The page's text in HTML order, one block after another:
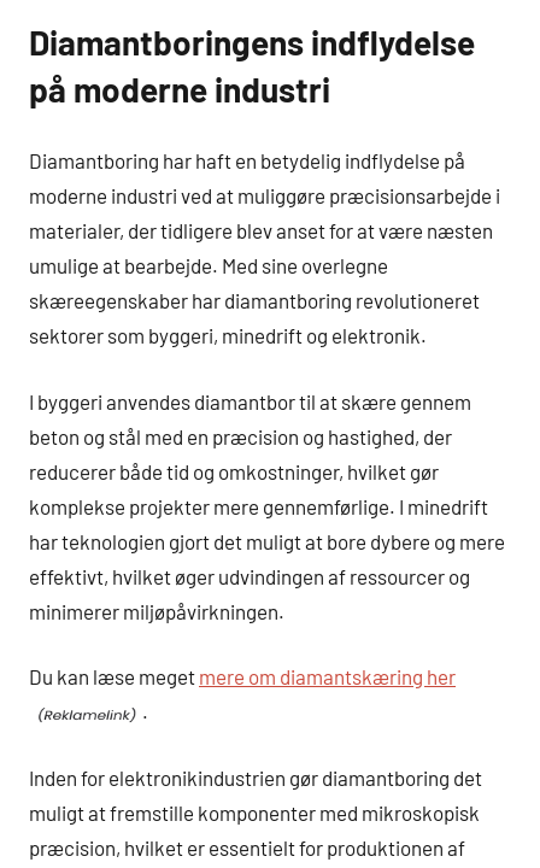
Diamantboringens indflydelse
på moderne industri
Diamantboring har haft en betydelig indflydelse på
moderne industri ved at muliggøre præcisionsarbejde i
materialer, der tidligere blev anset for at være næsten
umulige at bearbejde. Med sine overlegne
skæreegenskaber har diamantboring revolutioneret
sektorer som byggeri, minedrift og elektronik.
I byggeri anvendes diamantbor til at skære gennem
beton og stål med en præcision og hastighed, der
reducerer både tid og omkostninger, hvilket gør
komplekse projekter mere gennemførlige. I minedrift
har teknologien gjort det muligt at bore dybere og mere
effektivt, hvilket øger udvindingen af ressourcer og
minimerer miljøpåvirkningen.
Du kan læse meget mere om diamantskæring her
.
Inden for elektronikindustrien gør diamantboring det
muligt at fremstille komponenter med mikroskopisk
præcision, hvilket er essentielt for produktionen af